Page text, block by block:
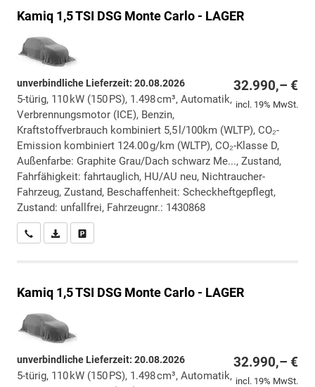
Kamiq 1,5 TSI DSG Monte Carlo - LAGER
32.990,– €
incl. 19% MwSt.
unverbindliche Lieferzeit: 20.08.2026
5-türig, 110 kW (150 PS), 1.498 cm³, Automatik,
Verbrennungsmotor (ICE), Benzin,
Kraftstoffverbrauch kombiniert 5,5 l/100km (WLTP), CO₂-
Emission kombiniert 124.00 g/km (WLTP), CO₂-Klasse D,
Außenfarbe: Graphite Grau/Dach schwarz Me..., Zustand,
Fahrfähigkeit: fahrtauglich, HU/AU neu, Nichtraucher-
Fahrzeug, Zustand, Beschaffenheit: Scheckheftgepflegt,
Zustand: unfallfrei, Fahrzeugnr.: 1430868
Wir rufen Sie anPDF-Datei, Fahrzeugexposé drucken
Kamiq 1,5 TSI DSG Monte Carlo - LAGER
32.990,– €
incl. 19% MwSt.
unverbindliche Lieferzeit: 20.08.2026
5-türig, 110 kW (150 PS), 1.498 cm³, Automatik,